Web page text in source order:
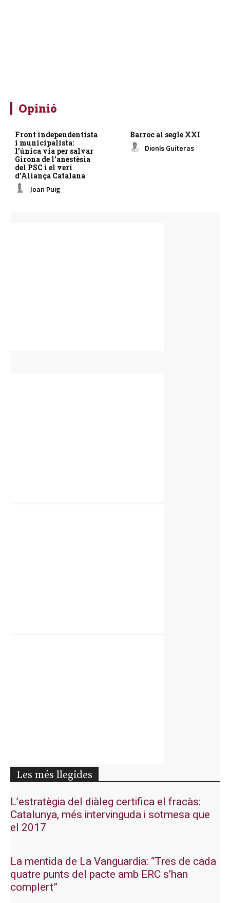
Opinió
Front independentista
i municipalista:
l’única via per salvar
Girona de l’anestèsia
del PSC i el verí
d’Aliança Catalana
Joan Puig
Barroc al segle XXI
Dionís Guiteras
Les més llegides
L’estratègia del diàleg certifica el fracàs:
Catalunya, més intervinguda i sotmesa que
el 2017
La mentida de La Vanguardia: “Tres de cada
quatre punts del pacte amb ERC s’han
complert”